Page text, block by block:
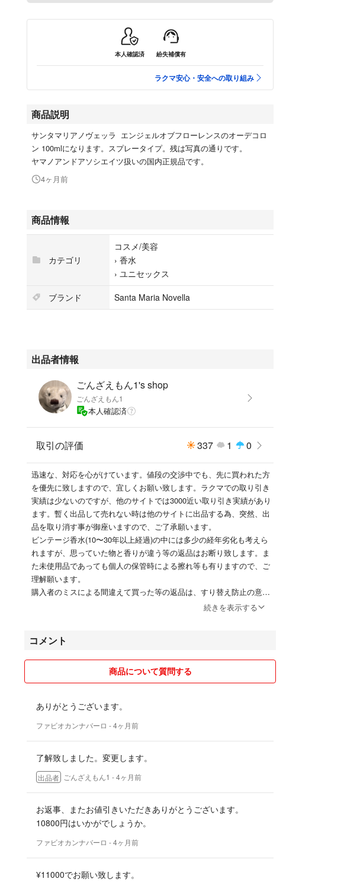
本人確認済 紛失補償有
ラクマ安心・安全への取り組み
商品説明
サンタマリアノヴェッラ エンジェルオブフローレンスのオーデコロ
ン 100mlになります。スプレータイプ。残は写真の通りです。
ヤマノアンドアソシエイツ扱いの国内正規品です。
4ヶ月前
商品情報
カテゴリ
コスメ/美容
› 香水
› ユニセックス
ブランド
Santa Maria Novella
出品者情報
ごんざえもん1's shop
ごんざえもん1
本人確認済
取引の評価 337 1 0
迅速な、対応を心がけています。値段の交渉中でも、先に買われた方
を優先に致しますので、宜しくお願い致します。ラクマでの取り引き
実績は少ないのですが、他のサイトでは3000近い取り引き実績があり
ます。暫く出品して売れない時は他のサイトに出品する為、突然、出
品を取り消す事が御座いますので、ご了承願います。
ビンテージ香水(10〜30年以上経過)の中には多少の経年劣化も考えら
れますが、思っていた物と香りが違う等の返品はお断り致します。ま
た未使用品であっても個人の保管時による擦れ等も有りますので、ご
理解願います。
購入者のミスによる間違えて買った等の返品は、すり替え防止の意味
続きを表示する
コメント
商品について質問する
ありがとうございます。
ファビオカンナバーロ - 4ヶ月前
了解致しました。変更します。
出品者 ごんざえもん1 - 4ヶ月前
お返事、またお値引きいただきありがとうございます。
10800円はいかがでしょうか。
ファビオカンナバーロ - 4ヶ月前
¥11000でお願い致します。